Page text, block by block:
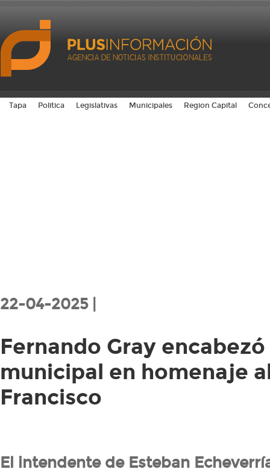
Tapa Politica Legislativas Municipales Region Capital
22-04-2025 |
Fernando Gray
municipal en homenaje
Francisco
El intendente de Esteban